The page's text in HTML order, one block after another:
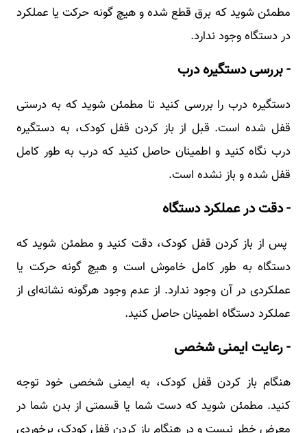
مطمئن شوید که برق قطع شده و هیچ گونه حرکت یا عملکرد
در دستگاه وجود ندارد.
- بررسی دستگیره درب
دستگیره درب را بررسی کنید تا مطمئن شوید که به درستی
قفل شده است. قبل از باز کردن قفل کودک، به دستگیره
درب نگاه کنید و اطمینان حاصل کنید که درب به طور کامل
قفل شده و باز نشده است.
- دقت در عملکرد دستگاه
پس از باز کردن قفل کودک، دقت کنید و مطمئن شوید که
دستگاه به طور کامل خاموش است و هیچ گونه حرکت یا
عملکردی در آن وجود ندارد. از عدم وجود هرگونه نشانه‌ای از
عملکرد دستگاه اطمینان حاصل کنید.
- رعایت ایمنی شخصی
هنگام باز کردن قفل کودک، به ایمنی شخصی خود توجه
کنید. مطمئن شوید که دست شما یا قسمتی از بدن شما در